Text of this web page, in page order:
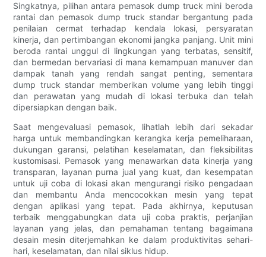
Singkatnya, pilihan antara pemasok dump truck mini beroda
rantai dan pemasok dump truck standar bergantung pada
penilaian cermat terhadap kendala lokasi, persyaratan
kinerja, dan pertimbangan ekonomi jangka panjang. Unit mini
beroda rantai unggul di lingkungan yang terbatas, sensitif,
dan bermedan bervariasi di mana kemampuan manuver dan
dampak tanah yang rendah sangat penting, sementara
dump truck standar memberikan volume yang lebih tinggi
dan perawatan yang mudah di lokasi terbuka dan telah
dipersiapkan dengan baik.
Saat mengevaluasi pemasok, lihatlah lebih dari sekadar
harga untuk membandingkan kerangka kerja pemeliharaan,
dukungan garansi, pelatihan keselamatan, dan fleksibilitas
kustomisasi. Pemasok yang menawarkan data kinerja yang
transparan, layanan purna jual yang kuat, dan kesempatan
untuk uji coba di lokasi akan mengurangi risiko pengadaan
dan membantu Anda mencocokkan mesin yang tepat
dengan aplikasi yang tepat. Pada akhirnya, keputusan
terbaik menggabungkan data uji coba praktis, perjanjian
layanan yang jelas, dan pemahaman tentang bagaimana
desain mesin diterjemahkan ke dalam produktivitas sehari-
hari, keselamatan, dan nilai siklus hidup.